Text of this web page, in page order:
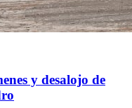
y desalojo de